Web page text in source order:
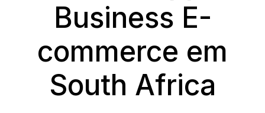
Business E-
commerce em
South Africa